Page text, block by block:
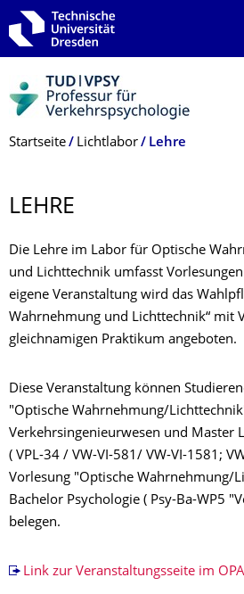
Zur Hauptnavigation springen
Zur Suche springen
Zum Inhalt springen
Breadcrumb-Menü
Startseite Lichtlabor Lehre
LEHRE
Die Lehre im Labor für Optische
und Lichttechnik umfasst
eigene Veranstaltung wird das
Wahrnehmung und Lichttechnik“ mit
gleichnamigen Praktikum angeboten.
Diese Veranstaltung können
"Optische Wahrnehmung/
Verkehrsingenieurwesen und Master
( VPL-34 / VW-VI-581/ VW-VI-1581;
Vorlesung "Optische Wahrnehmung/
Bachelor Psychologie ( Psy-Ba-WP5
belegen.
Link zur Veranstaltungsseite im